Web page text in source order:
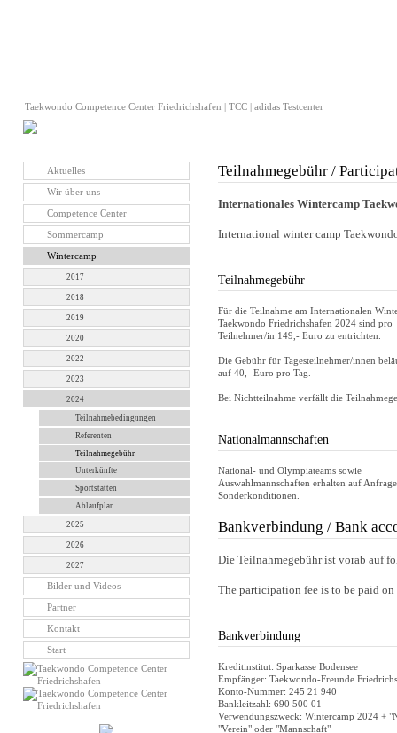
Taekwondo Competence Center Friedrichshafen | TCC | adidas Testcenter
Aktuelles
Wir über uns
Competence Center
Sommercamp
Wintercamp
2017
2018
2019
2020
2022
2023
2024
Teilnahmebedingungen
Referenten
Teilnahmegebühr
Unterkünfte
Sportstätten
Ablaufplan
2025
2026
2027
Bilder und Videos
Partner
Kontakt
Start
Teilnahmegebühr /
Internationales Wintercamp
International winter camp
Teilnahmegebühr
Für die Teilnahme am Internationalen
Taekwondo Friedrichshafen 2024 sind pro
Teilnehmer/in 149,- Euro zu entrichten.
Die Gebühr für Tagesteilnehmer/innen
auf 40,- Euro pro Tag.
Bei Nichtteilnahme verfällt die
Nationalmannschaften
National- und Olympiateams sowie
Auswahlmannschaften erhalten auf Anfrage
Sonderkonditionen.
Bankverbindung / Bank
Die Teilnahmegebühr ist vorab auf
The participation fee is to be paid
Bankverbindung
Kreditinstitut: Sparkasse Bodensee
Empfänger: Taekwondo-Freunde
Konto-Nummer: 245 21 940
Bankleitzahl: 690 500 01
Verwendungszweck: Wintercamp 2024 +
"Verein" oder "Mannschaft"